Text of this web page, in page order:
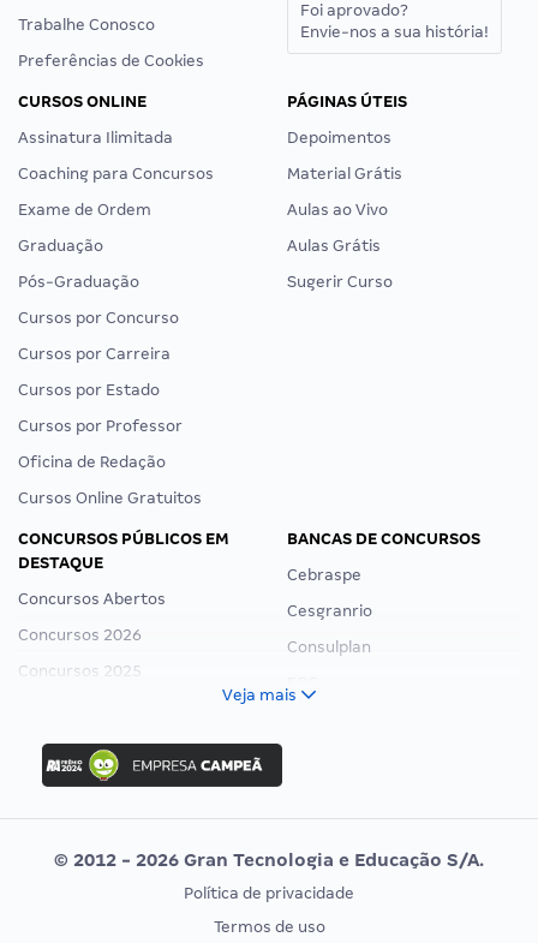
Trabalhe Conosco
Preferências de Cookies
Foi aprovado?
Envie-nos a sua história!
CURSOS ONLINE
Assinatura Ilimitada
Coaching para Concursos
Exame de Ordem
Graduação
Pós-Graduação
Cursos por Concurso
Cursos por Carreira
Cursos por Estado
Cursos por Professor
Oficina de Redação
Cursos Online Gratuitos
PÁGINAS ÚTEIS
Depoimentos
Material Grátis
Aulas ao Vivo
Aulas Grátis
Sugerir Curso
CONCURSOS PÚBLICOS EM
DESTAQUE
Concursos Abertos
Concursos 2026
Concursos 2025
Concurso Ibama
Concurso MPU
Editais publicados
BANCAS DE CONCURSOS
Cebraspe
Cesgranrio
Consulplan
Vunesp
CONCURSOS POR PROFISSÃO
EXAME DE ORDEM
Veja mais
© 2012 - 2026 Gran Tecnologia e Educação S/A.
Política de privacidade
Termos de uso